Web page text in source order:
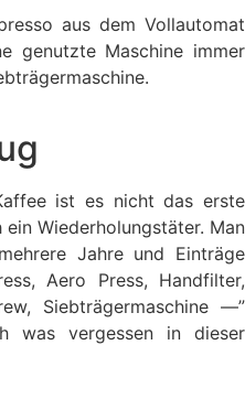
aus dem Vollautomat
genutzte Maschine immer
ist es nicht das erste
Wiederholungstäter. Man
Jahre und Einträge
Aero Press, Handfilter,
Siebträgermaschine —”
was vergessen in dieser